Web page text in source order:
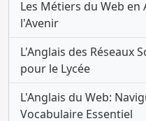
Les Métiers du Web
l'Avenir
L'Anglais des Réseaux
pour le Lycée
L'Anglais du Web:
Vocabulaire Essentiel